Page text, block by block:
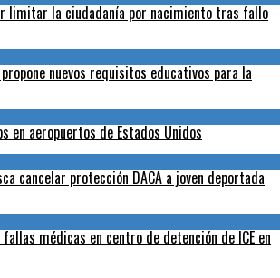
limitar la ciudadanía por nacimiento tras fallo
nuevos requisitos educativos para la
en aeropuertos de Estados Unidos
cancelar protección DACA a joven deportada
médicas en centro de detención de ICE en